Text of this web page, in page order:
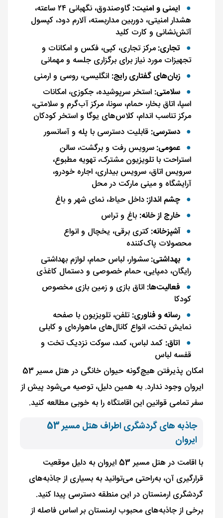
ایمنی و امنیت:
گاوصندوق، نگهبانی ۲۴ ساعته،
هشدار امنیتی، دوربین مداربسته، آلارم دود، کپسول
آتش‌نشانی و کارت کلید
تجاری:مرکز تجاری، کپی، فکس و امکانات و
تجهیزات مورد نیاز برای برگزاری جلسه و مهمانی
زبان‌های گفتاری رایج: انگلیسی، روسی و ارمنی
سلامتی: استخر سرپوشیده، جکوزی، امکانات
اسپا، اتاق بخار، حمام، سونا، مرکز آب‌گرم و سلامتی،
مرکز تناسب اندام، کلاس‌های یوگا و استخر کودکان
دسترسی: قابلیت دسترسی با پله و آسانسور
عمومی:سرویس رفت و برگشت، سالن
استراحت با تلویزیون مشترک، تهویه مطبوع،
سرویس اتاق، سرویس بیداری، اجاره خودرو،
آرایشگاه و مینی مارکت در محل
چشم انداز:داخل حیاط، نمای شهر و باغ
خارج از خانه: باغ و تراس
آشپزخانه:کتری برقی، یخچال و انواع
محصولات پاک‌کننده
بهداشتی:سشوار، لباس حمام، لوازم بهداشتی
رایگان، دمپایی، حمام خصوصی و دستمال کاغذی
فعالیت‌ها: اتاق بازی و زمین بازی مخصوص
کودکا
رسانه و فناوری:تلفن، تلویزیون با صفحه
نمایش تخت، انواع کانال‌های ماهواره‌ای و کابلی
اتاق: کمد لباس، کمد، سوکت نزدیک تخت و
قفسه لباس
امکان پذیرفتن هیچ‌گونه حیوان خانگی در هتل مسیر 53
ایروان وجود ندارد. به همین دلیل، توصیه می‌شود پیش از
سفر تمامی قوانین این اقامتگاه را به ‌خوبی مطالعه کنید.
جاذبه های گردشگری اطراف هتل مسیر 53
ایروان
با اقامت در هتل مسیر 53 ایروان به ‌دلیل موقعیت
قرارگیری آن، به‌راحتی می‌توانید به بسیاری از جاذبه‌های
گردشگری ارمنستان در این منطقه دسترسی پیدا کنید.
برخی از جاذبه‌های محبوب ارمنستان بر اساس فاصله از